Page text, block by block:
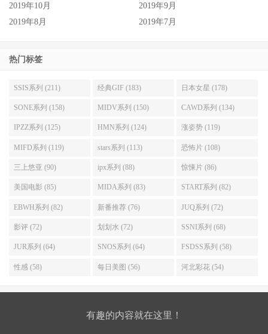
2019年10月
2019年9月
2019年8月
2019年7月
热门标签
SSIS系列 (211) 经典GIF (183) 日本女星 (178)
SONE系列 (158) MIDV系列 (150) CAWD系列 (134)
IPZZ系列 (125) HMN系列 (124) 涨姿势 (119)
MIFD系列 (119) stars系列 (113) 恐怖片 (108)
三上悠亚 (90) ipx系列 (88) 惊悚片 (86)
美国电影 (85) MIDA系列 (83) START系列 (82)
EBWH系列 (82) 新番推荐 (76) JUQ系列 (72)
影评 (72) 划划水 (72) SSNI系列 (68)
JUR系列 (64) SNOS系列 (64) FSDSS系列 (58)
性感 (58) 每日美图 (56) 河北彩花 (54)
有趣的内容就在这里！